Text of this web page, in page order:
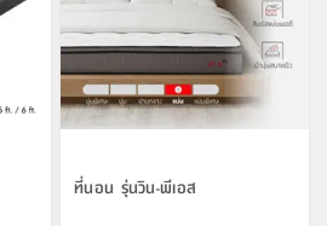
ที่นอน รุ่นวิน-พีเอส